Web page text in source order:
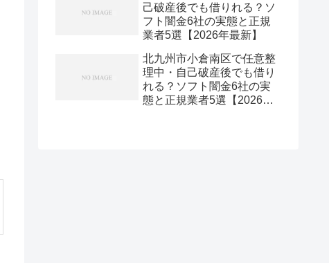
己破産後でも借りれる？ソ
フト闇金6社の実態と正規
業者5選【2026年最新】
北九州市小倉南区で任意整
理中・自己破産後でも借り
れる？ソフト闇金6社の実
態と正規業者5選【2026年